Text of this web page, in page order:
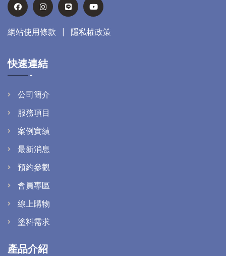
網站使用條款 隱私權政策
快速連結
公司簡介
服務項目
案例實績
最新消息
預約參觀
會員專區
線上購物
塗料需求
產品介紹